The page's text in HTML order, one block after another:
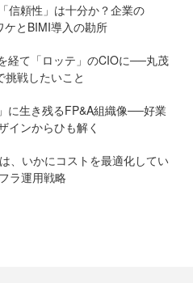
信頼性」は十分か？企業の
ケとBIMI導入の勘所
経て「ロッテ」のCIOに──丸茂
挑戦したいこと
に生き残るFP&A組織像──好業
インからひも解く
、いかにコストを最適化してい
ラ運用戦略